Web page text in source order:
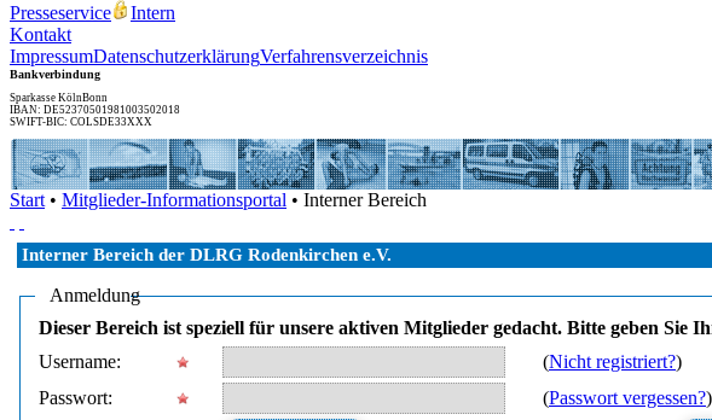
Presseservice
Intern
Kontakt
ImpressumDatenschutzerklärungVerfahrensverzeichnis
Bankverbindung
Sparkasse KölnBonn
IBAN: DE52370501981003502018
SWIFT-BIC: COLSDE33XXX
Start • Mitglieder-Informationsportal • Interner Bereich
Interner Bereich der DLRG Rodenkirchen e.V.
Anmeldung
Dieser Bereich ist speziell für unsere aktiven Mitglieder gedacht. Bitte geben
Username:
(Nicht registriert?)
Passwort:
(Passwort vergessen?)